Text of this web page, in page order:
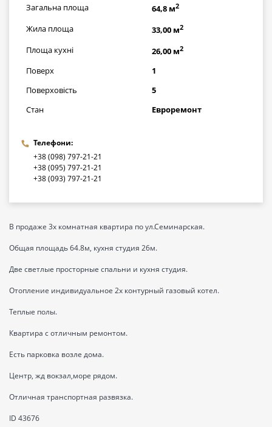
Загальна площа
64,8 м2
Жила площа 33,00 м2
Площа кухні 26,00 м2
Поверх
1
Поверховість
5
Стан
Евроремонт
Телефони:
+38 (098) 797-21-21
+38 (095) 797-21-21
+38 (093) 797-21-21
В продаже 3х комнатная квартира по ул.Семинарская.
Общая площадь 64.8м, кухня студия 26м.
Две светлые просторные спальни и кухня студия.
Отопление индивидуальное 2х контурный газовый котел.
Теплые полы.
Квартира с отличным ремонтом.
Есть парковка возле дома.
Центр, жд вокзал,море рядом.
Отличная транспортная развязка.
ID 43676